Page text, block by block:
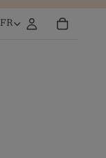
FR